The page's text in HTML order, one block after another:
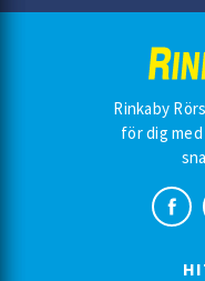
Rinkaby
för dig